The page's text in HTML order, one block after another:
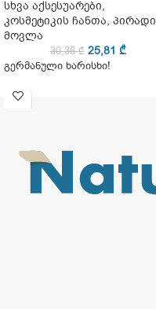
სხვა აქსესუარები,
კოსმეტიკის ჩანთა, პირადი
მოვლა
30,36₾ 25,81 ₾
გერმანული ხარისხი!